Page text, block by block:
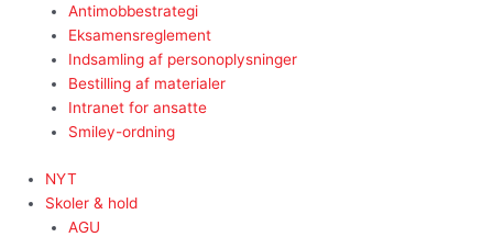
Antimobbestrategi
Eksamensreglement
Indsamling af personoplysninger
Bestilling af materialer
Intranet for ansatte
Smiley-ordning
NYT
Skoler & hold
AGU